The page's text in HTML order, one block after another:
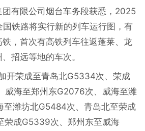
团有限公司烟台车务段获悉，2025
铁路将实行新的列车运行图，有
，首次有高铁列车往返蓬莱、龙
招远等地的车次。
开荣成至青岛北G5334次、荣成
威海至郑州东G2076次、威海至潍
至潍坊北G5484次、青岛北至荣成
荣成G5339次、郑州东至威海